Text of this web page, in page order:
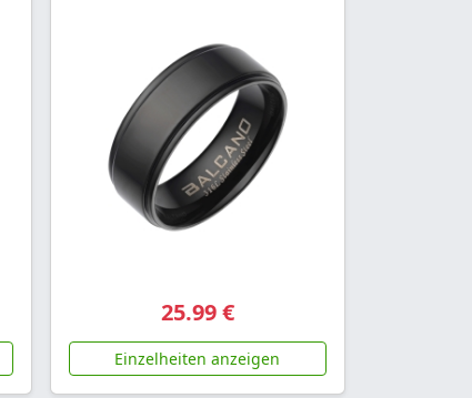
25.99 €
Einzelheiten anzeigen